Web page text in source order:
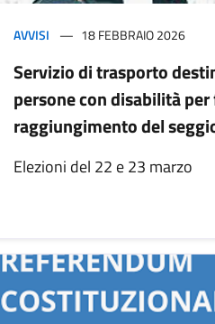
AVVISI 18 FEBBRAIO 2026
Servizio di trasporto
persone con disabilità
raggiungimento del
Elezioni del 22 e 23 marzo